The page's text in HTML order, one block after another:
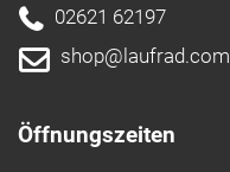
02621 62197
shop@laufrad.com
Öffnungszeiten